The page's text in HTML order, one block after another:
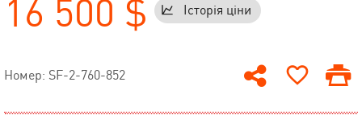
16 500 $ Історія ціни
Номер: SF-2-760-852